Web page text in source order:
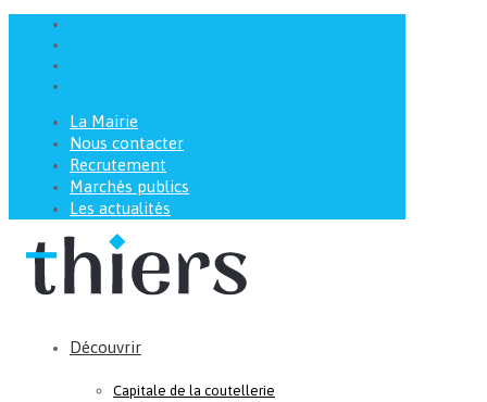
La Mairie
Nous contacter
Recrutement
Marchés publics
Les actualités
Découvrir
Capitale de la coutellerie